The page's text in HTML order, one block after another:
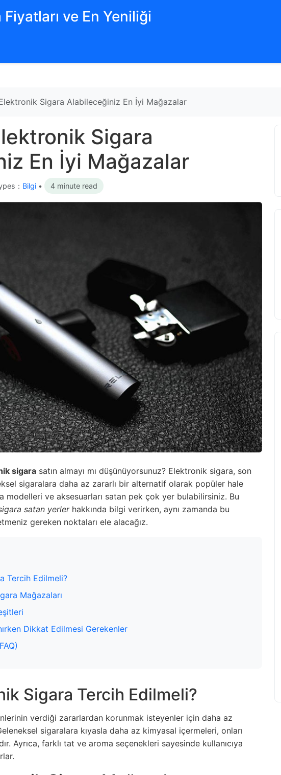
ve En Yeniliği
Sigara Alabileceğiniz En İyi Mağazalar
Sigara
En İyi Mağazalar
： Bilgi • 4 minute read
sigara satın almayı mı düşünüyorsunuz? Elektronik sigara, son
sigaralara daha az zararlı bir alternatif olarak popüler hale
modelleri ve aksesuarları satan pek çok yer bulabilirsiniz. Bu
satan yerlerhakkında bilgi verirken, aynı zamanda bu
gereken noktaları ele alacağız.
Tercih Edilmeli?
Mağazaları
Dikkat Edilmesi Gerekenler
Sigara Tercih Edilmeli?
verdiği zararlardan korunmak isteyenler için daha az
sigaralara kıyasla daha az kimyasal içermeleri, onları
Ayrıca, farklı tat ve aroma seçenekleri sayesinde kullanıcıya